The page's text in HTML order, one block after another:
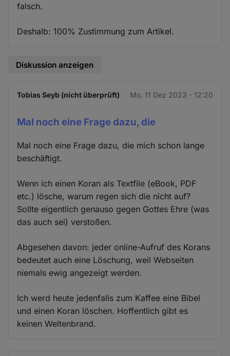
falsch.
Deshalb: 100% Zustimmung zum Artikel.
Diskussion anzeigen
Tobias Seyb (nicht überprüft) Mo. 11 Dez 2023 - 12:20
Mal noch eine Frage dazu, die
Mal noch eine Frage dazu, die mich schon lange
beschäftigt.
Wenn ich einen Koran als Textfile (eBook, PDF
etc.) lösche, warum regen sich die nicht auf?
Sollte eigentlich genauso gegen Gottes Ehre (was
das auch sei) verstoßen.
Abgesehen davon: jeder online-Aufruf des Korans
bedeutet auch eine Löschung, weil Webseiten
niemals ewig angezeigt werden.
Ich werd heute jedenfalls zum Kaffee eine Bibel
und einen Koran löschen. Hoffentlich gibt es
keinen Weltenbrand.